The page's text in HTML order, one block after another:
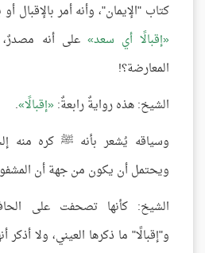
كتاب "الإيمان"، وأنه أمر بالإقبال
إقبالًا أي سعد
على أنه مصدرٌ،
المعارضة؟!
الشيخ: هذه روايةٌ رابعةٌ: إقبالًا .
وسياقه يُشعر بأنه ﷺ كره منه
ويحتمل أن يكون من جهة أن
الشيخ: كأنها تصحفت على
و"إقبالًا" ما ذكرها العيني، ولا أذكر